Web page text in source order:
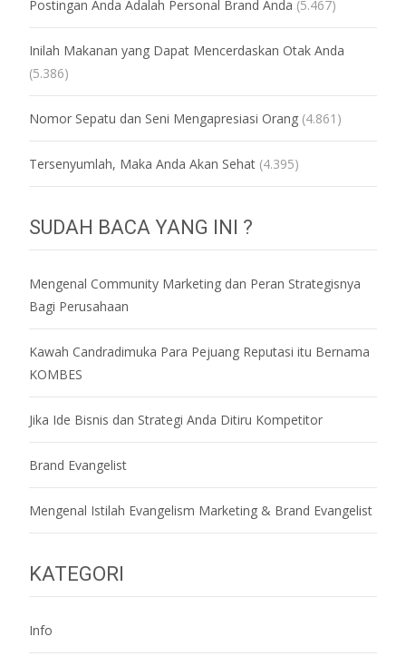
Postingan Anda Adalah Personal Brand Anda (5.467)
Inilah Makanan yang Dapat Mencerdaskan Otak Anda
(5.386)
Nomor Sepatu dan Seni Mengapresiasi Orang (4.861)
Tersenyumlah, Maka Anda Akan Sehat (4.395)
SUDAH BACA YANG INI ?
Mengenal Community Marketing dan Peran Strategisnya
Bagi Perusahaan
Kawah Candradimuka Para Pejuang Reputasi itu Bernama
KOMBES
Jika Ide Bisnis dan Strategi Anda Ditiru Kompetitor
Brand Evangelist
Mengenal Istilah Evangelism Marketing & Brand Evangelist
KATEGORI
Info